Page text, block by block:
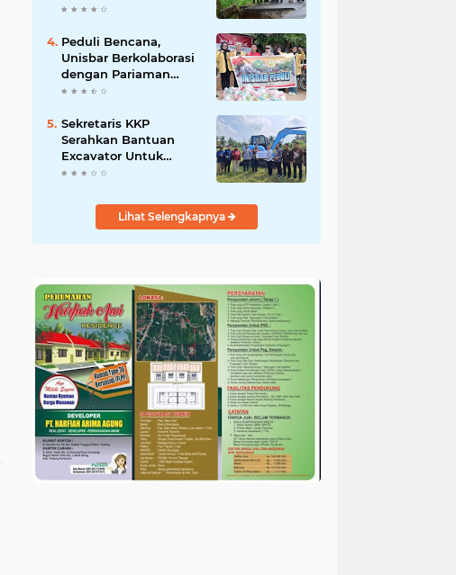
Jemput Aspirasi
Peduli Bencana,
Unisbar Berkolaborasi
dengan Pariaman
Women Power
untuk Korban Banjir di
Padang
Sekretaris KKP
Serahkan Bantuan
Excavator Untuk
Pelaku Usaha
Lihat Selengkapnya